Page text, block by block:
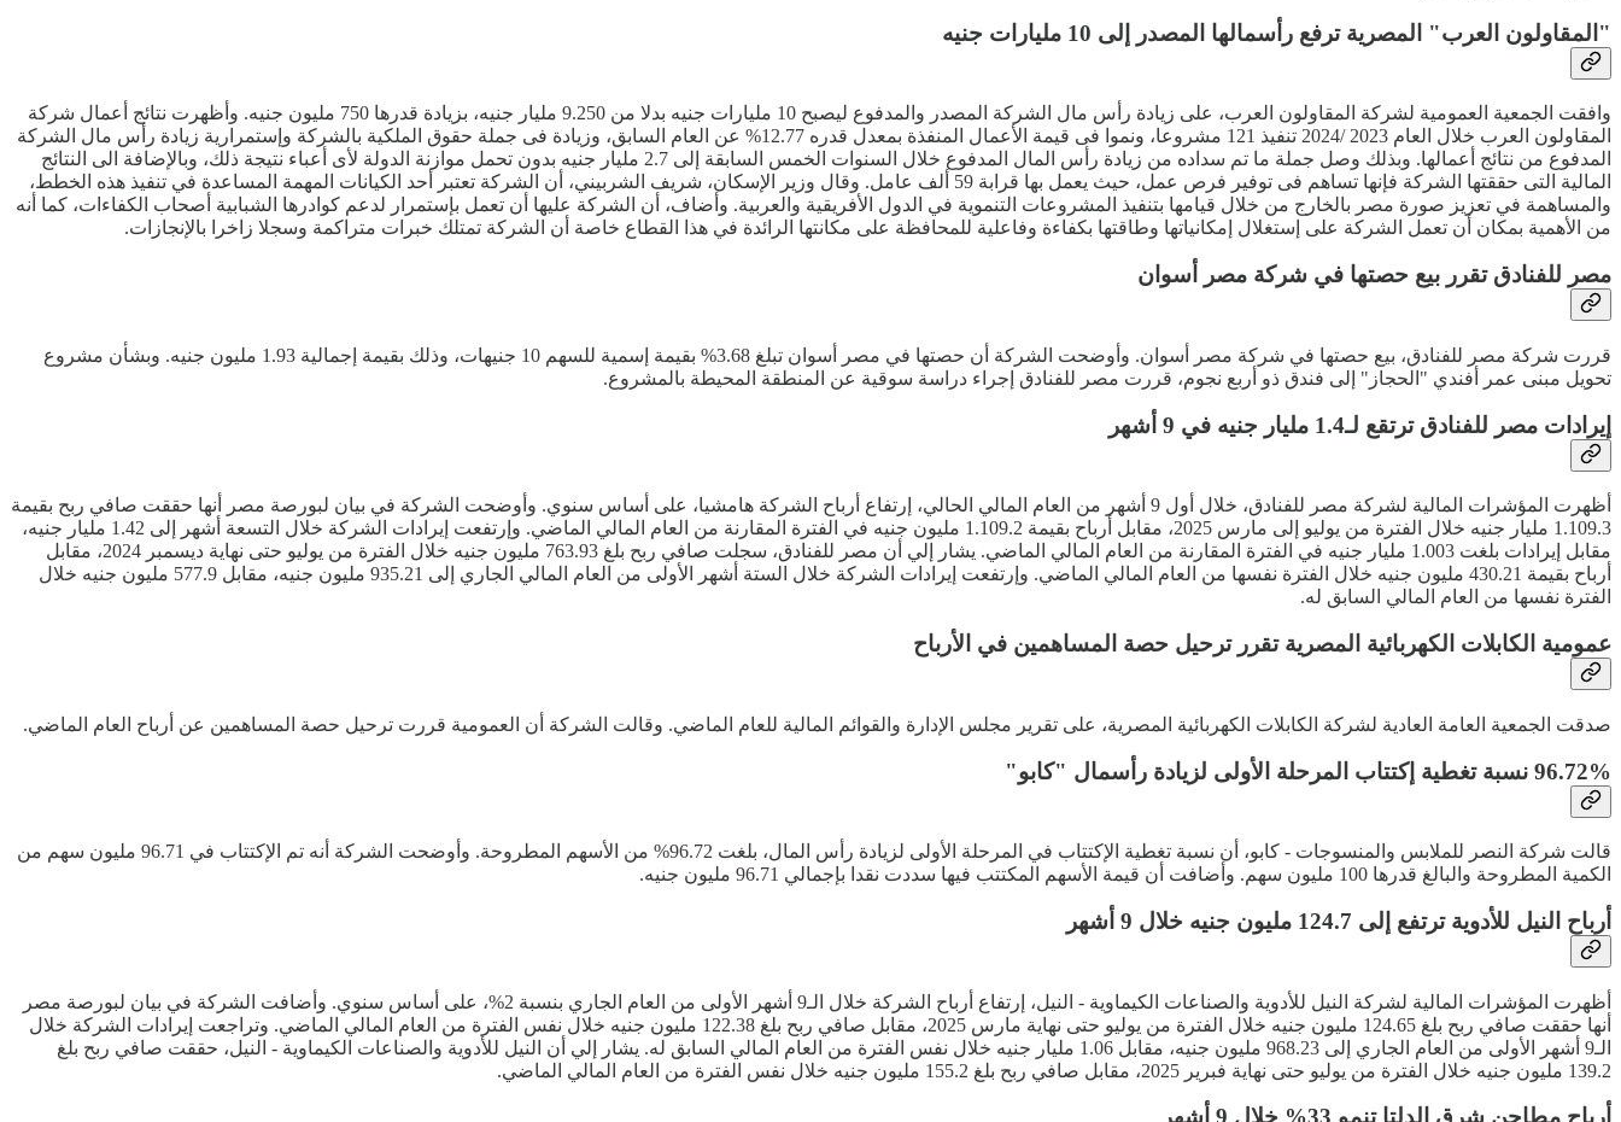
"المقاولون العرب" المصرية ترفع رأسمالها المصدر إلى 10 مليارات جنيه
وافقت الجمعية العمومية لشركة المقاولون العرب، على زيادة رأس مال الشركة المصدر والمدفوع ليصبح 10 مليارات جنيه بدلا من 9.250 مليار جنيه، بزيادة قدرها 750 مليون جنيه. وأظهرت نتائج أعمال شركة
المقاولون العرب خلال العام 2023 /2024 تنفيذ 121 مشروعا، ونموا فى قيمة الأعمال المنفذة بمعدل قدره 12.77% عن العام السابق، وزيادة فى جملة حقوق الملكية بالشركة وإستمرارية زيادة رأس مال الشركة
المدفوع من نتائج أعمالها. وبذلك وصل جملة ما تم سداده من زيادة رأس المال المدفوع خلال السنوات الخمس السابقة إلى 2.7 مليار جنيه بدون تحمل موازنة الدولة لأى أعباء نتيجة ذلك، وبالإضافة الى النتائج
المالية التى حققتها الشركة فإنها تساهم فى توفير فرص عمل، حيث يعمل بها قرابة 59 ألف عامل. وقال وزير الإسكان، شريف الشربيني، أن الشركة تعتبر أحد الكيانات المهمة المساعدة في تنفيذ هذه الخطط،
والمساهمة في تعزيز صورة مصر بالخارج من خلال قيامها بتنفيذ المشروعات التنموية في الدول الأفريقية والعربية. وأضاف، أن الشركة عليها أن تعمل بإستمرار لدعم كوادرها الشبابية أصحاب الكفاءات، كما أنه
من الأهمية بمكان أن تعمل الشركة على إستغلال إمكانياتها وطاقتها بكفاءة وفاعلية للمحافظة على مكانتها الرائدة في هذا القطاع خاصة أن الشركة تمتلك خبرات متراكمة وسجلا زاخرا بالإنجازات.
مصر للفنادق تقرر بيع حصتها في شركة مصر أسوان
قررت شركة مصر للفنادق، بيع حصتها في شركة مصر أسوان. وأوضحت الشركة أن حصتها في مصر أسوان تبلغ 3.68% بقيمة إسمية للسهم 10 جنيهات، وذلك بقيمة إجمالية 1.93 مليون جنيه. وبشأن مشروع
تحويل مبنى عمر أفندي "الحجاز" إلى فندق ذو أربع نجوم، قررت مصر للفنادق إجراء دراسة سوقية عن المنطقة المحيطة بالمشروع.
إيرادات مصر للفنادق ترتقع لـ1.4 مليار جنيه في 9 أشهر
أظهرت المؤشرات المالية لشركة مصر للفنادق، خلال أول 9 أشهر من العام المالي الحالي، إرتفاع أرباح الشركة هامشيا، على أساس سنوي. وأوضحت الشركة في بيان لبورصة مصر أنها حققت صافي ربح بقيمة
1.109.3 مليار جنيه خلال الفترة من يوليو إلى مارس 2025، مقابل أرباح بقيمة 1.109.2 مليون جنيه في الفترة المقارنة من العام المالي الماضي. وإرتفعت إيرادات الشركة خلال التسعة أشهر إلى 1.42 مليار جنيه،
مقابل إيرادات بلغت 1.003 مليار جنيه في الفترة المقارنة من العام المالي الماضي. يشار إلي أن مصر للفنادق، سجلت صافي ربح بلغ 763.93 مليون جنيه خلال الفترة من يوليو حتى نهاية ديسمبر 2024، مقابل
أرباح بقيمة 430.21 مليون جنيه خلال الفترة نفسها من العام المالي الماضي. وإرتفعت إيرادات الشركة خلال الستة أشهر الأولى من العام المالي الجاري إلى 935.21 مليون جنيه، مقابل 577.9 مليون جنيه خلال
الفترة نفسها من العام المالي السابق له.
عمومية الكابلات الكهربائية المصرية تقرر ترحيل حصة المساهمين في الأرباح
صدقت الجمعية العامة العادية لشركة الكابلات الكهربائية المصرية، على تقرير مجلس الإدارة والقوائم المالية للعام الماضي. وقالت الشركة أن العمومية قررت ترحيل حصة المساهمين عن أرباح العام الماضي.
96.72% نسبة تغطية إكتتاب المرحلة الأولى لزيادة رأسمال "كابو"
قالت شركة النصر للملابس والمنسوجات - كابو، أن نسبة تغطية الإكتتاب في المرحلة الأولى لزيادة رأس المال، بلغت 96.72% من الأسهم المطروحة. وأوضحت الشركة أنه تم الإكتتاب في 96.71 مليون سهم من
الكمية المطروحة والبالغ قدرها 100 مليون سهم. وأضافت أن قيمة الأسهم المكتتب فيها سددت نقدا بإجمالي 96.71 مليون جنيه.
أرباح النيل للأدوية ترتفع إلى 124.7 مليون جنيه خلال 9 أشهر
أظهرت المؤشرات المالية لشركة النيل للأدوية والصناعات الكيماوية - النيل، إرتفاع أرباح الشركة خلال الـ9 أشهر الأولى من العام الجاري بنسبة 2%، على أساس سنوي. وأضافت الشركة في بيان لبورصة مصر
أنها حققت صافي ربح بلغ 124.65 مليون جنيه خلال الفترة من يوليو حتى نهاية مارس 2025، مقابل صافي ربح بلغ 122.38 مليون جنيه خلال نفس الفترة من العام المالي الماضي. وتراجعت إيرادات الشركة خلال
الـ9 أشهر الأولى من العام الجاري إلى 968.23 مليون جنيه، مقابل 1.06 مليار جنيه خلال نفس الفترة من العام المالي السابق له. يشار إلي أن النيل للأدوية والصناعات الكيماوية - النيل، حققت صافي ربح بلغ
139.2 مليون جنيه خلال الفترة من يوليو حتى نهاية فبرير 2025، مقابل صافي ربح بلغ 155.2 مليون جنيه خلال نفس الفترة من العام المالي الماضي.